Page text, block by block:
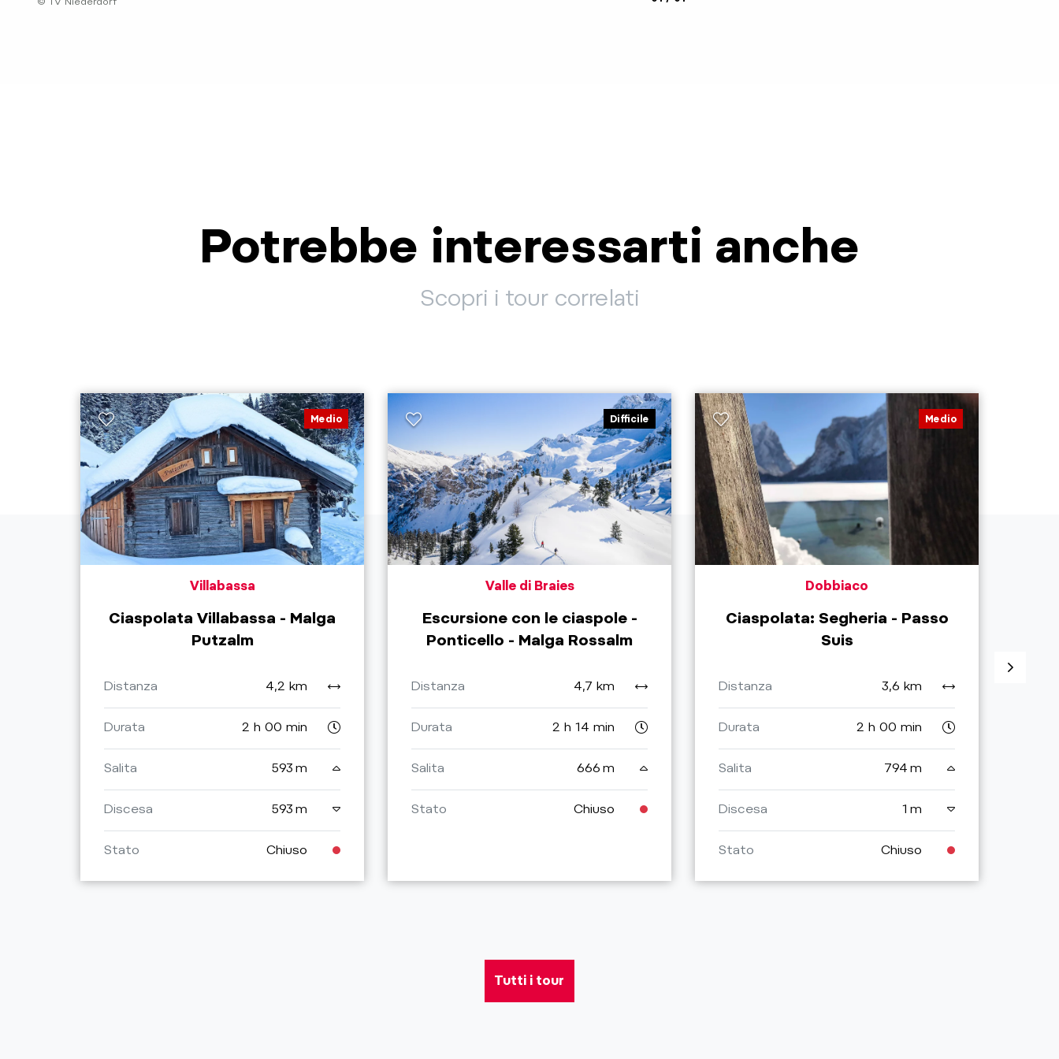
Potrebbe interessarti anche
Scopri i tour correlati
Medio
Villabassa
Ciaspolata Villabassa - Malga
Putzalm
Distanza 4,2 km
Durata 2 h 00 min
Salita 593 m
Discesa 593 m
Stato Chiuso
Difficile
Valle di Braies
Escursione con le ciaspole -
Ponticello - Malga Rossalm
Distanza 4,7 km
Durata 2 h 14 min
Salita 666 m
Stato Chiuso
Medio
Dobbiaco
Ciaspolata: Segheria - Passo
Suis
Distanza 3,6 km
Durata 2 h 00 min
Salita 794 m
Discesa 1 m
Stato Chiuso
Tutti i tour